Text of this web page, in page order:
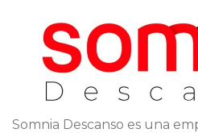
Somnia Descanso es una